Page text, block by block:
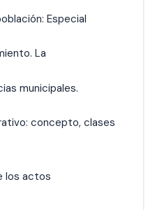
Especial
La
municipales.
concepto, clases
los actos